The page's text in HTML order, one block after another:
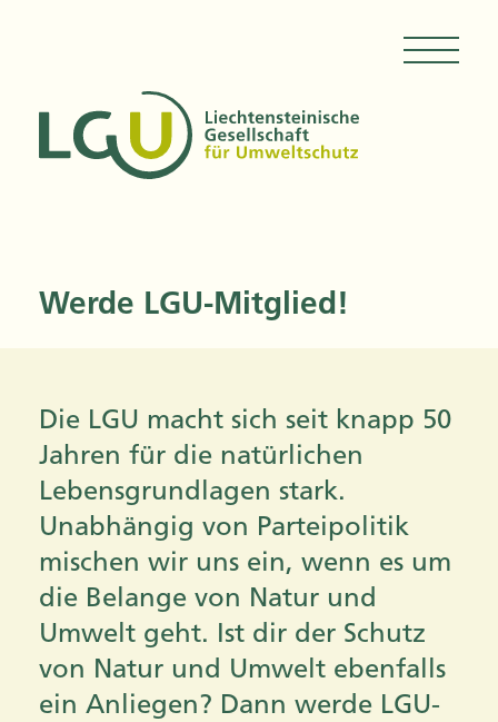
Werde LGU-Mitglied!
Die LGU macht sich seit knapp 50
Jahren für die natürlichen
Lebensgrundlagen stark.
Unabhängig von Parteipolitik
mischen wir uns ein, wenn es um
die Belange von Natur und
Umwelt geht. Ist dir der Schutz
von Natur und Umwelt ebenfalls
ein Anliegen? Dann werde LGU-